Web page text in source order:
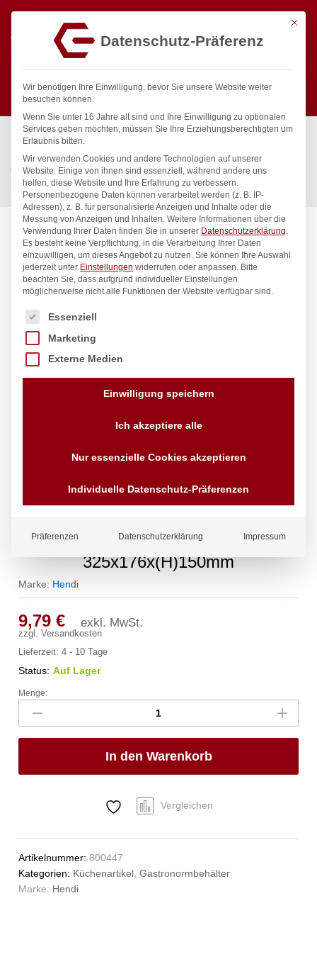
Suchen
Start / Gastronomiebedarf & Gastro Geräte für Profis
Küchenartikel
Gastronormbehälter
/
Gastronorm-Behälter 1/3, HENDI, Budget Line, GN 1/3, 5,7L,
325x176x(H)150mm
Budget Line, GN 1/3, 5,7L,
325x176x(H)150mm
Marke: Hendi
9,79€ exkl. MwSt.
zzgl.Versandkosten
Lieferzeit:4 - 10 Tage
Status: Auf Lager
Gastronorm-
Behälter
1/3,
HENDI,
Line,
325x176x(H)150mm
Anzahl
Menge:
In den Warenkorb
Vergleichen
Artikelnummer:800447
Kategorien: Küchenartikel,Gastronormbehälter
Marke: Hendi
Mit
Datenschutz-Präferenz
Wir benötigen Ihre Einwilligung, bevor Sie unsere Website weiter
besuchen können.
Wenn Sie unter 16 Jahre alt sind und Ihre Einwilligung zu optionalen
Services geben möchten, müssen Sie Ihre Erziehungsberechtigten um
Erlaubnis bitten.
Wir verwenden Cookies und andere Technologien auf unserer
Website. Einige von ihnen sind essenziell, während andere uns
helfen, diese Website und Ihre Erfahrung zu verbessern.
Personenbezogene Daten können verarbeitet werden (z. B. IP-
Adressen), z. B. für personalisierte Anzeigen und Inhalte oder die
Messung von Anzeigen und Inhalten. Weitere Informationen über die
Verwendung Ihrer Daten finden Sie in unserer Datenschutzerklärung.
Es besteht keine Verpflichtung, in die Verarbeitung Ihrer Daten
einzuwilligen, um dieses Angebot zu nutzen. Sie können Ihre Auswahl
jederzeit unter Einstellungen widerrufen oder anpassen. Bitte
beachten Sie, dass aufgrund individueller Einstellungen
möglicherweise nicht alle Funktionen der Website verfügbar sind.
Es folgt eine Liste der Service-Gruppen, für die eine
Essenziell
Marketing
Externe Medien
Einwilligung speichern
Ich akzeptiere alle
Nur essenzielle Cookies akzeptieren
Individuelle Datenschutz-Präferenzen
Präferenzen Datenschutzerklärung Impressum